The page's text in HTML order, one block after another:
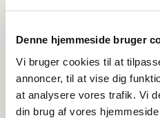
Denne hjemmeside bruger
Vi bruger cookies til at
annoncer, til at vise dig
at analysere vores trafik. Vi
din brug af vores
det nemt at tage
Relaterede Produkter